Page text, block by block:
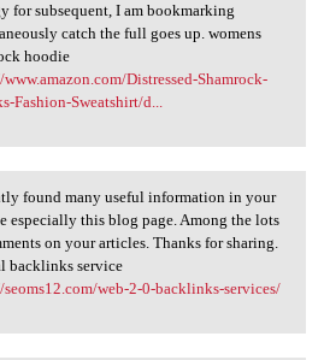
for subsequent, I am bookmarking
catch the full goes up. womens
hoodie
Distressed-Shamrock-
Fashion-Sweatshirt/d...
found many useful
found many useful information in your
especially this blog page. Among the lots
on your articles. Thanks for sharing.
backlinks service
web-2-0-backlinks-services/